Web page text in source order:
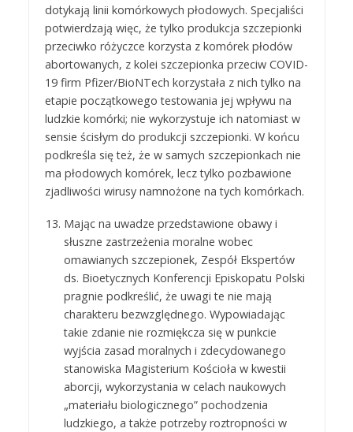
dotykają linii komórkowych płodowych. Specjaliści
potwierdzają więc, że tylko produkcja szczepionki
przeciwko różyczce korzysta z komórek płodów
abortowanych, z kolei szczepionka przeciw COVID-
19 firm Pfizer/BioNTech korzystała z nich tylko na
etapie początkowego testowania jej wpływu na
ludzkie komórki; nie wykorzystuje ich natomiast w
sensie ścisłym do produkcji szczepionki. W końcu
podkreśla się też, że w samych szczepionkach nie
ma płodowych komórek, lecz tylko pozbawione
zjadliwości wirusy namnożone na tych komórkach.
Mając na uwadze przedstawione obawy i
słuszne zastrzeżenia moralne wobec
omawianych szczepionek, Zespół Ekspertów
ds. Bioetycznych Konferencji Episkopatu Polski
pragnie podkreślić, że uwagi te nie mają
charakteru bezwzględnego. Wypowiadając
takie zdanie nie rozmiękcza się w punkcie
wyjścia zasad moralnych i zdecydowanego
stanowiska Magisterium Kościoła w kwestii
aborcji, wykorzystania w celach naukowych
„materiału biologicznego” pochodzenia
ludzkiego, a także potrzeby roztropności w